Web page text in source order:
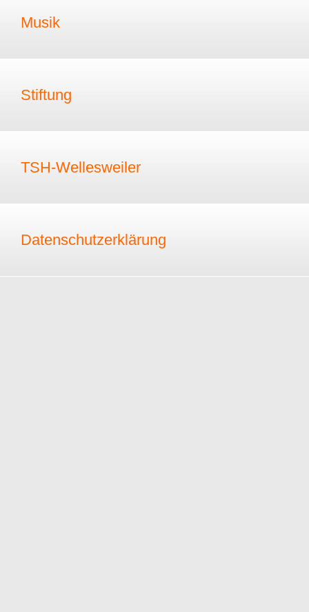
Musik
Stiftung
TSH-Wellesweiler
Datenschutzerklärung